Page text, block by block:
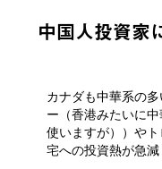
中国人投資家
カナダも中華系の
ー（香港みたいに
使いますが））や
宅への投資熱が急減